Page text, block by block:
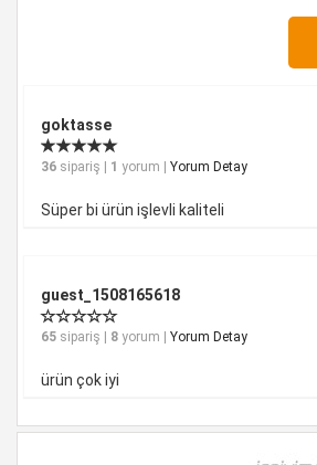
goktasse
36 sipariş | 1 yorum | Yorum Detay
Süper bi ürün işlevli kaliteli
guest_1508165618
65 sipariş | 8 yorum | Yorum Detay
ürün çok iyi